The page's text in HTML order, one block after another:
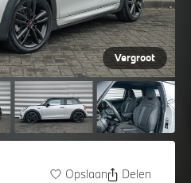
Vergroot
Opslaan Delen